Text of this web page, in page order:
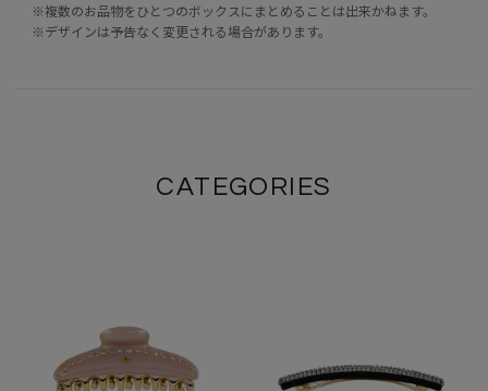
※複数のお品物をひとつのボックスにまとめることは出来かねます。
※デザインは予告なく変更される場合があります。
CATEGORIES